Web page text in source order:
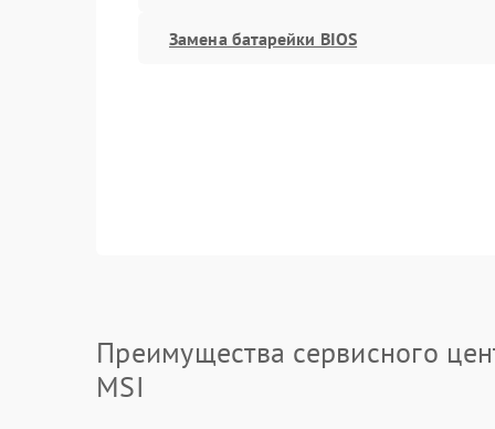
Замена батарейки BIOS
Преимущества сервисного
MSI